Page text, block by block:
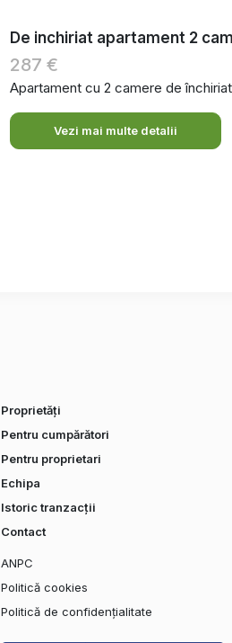
De inchiriat apartament 2
287 €
Apartament cu 2 camere de închiriat
Vezi mai multe detalii
Proprietăți
Pentru cumpărători
Pentru proprietari
Echipa
Istoric tranzacții
Contact
ANPC
Politică cookies
Politică de confidențialitate